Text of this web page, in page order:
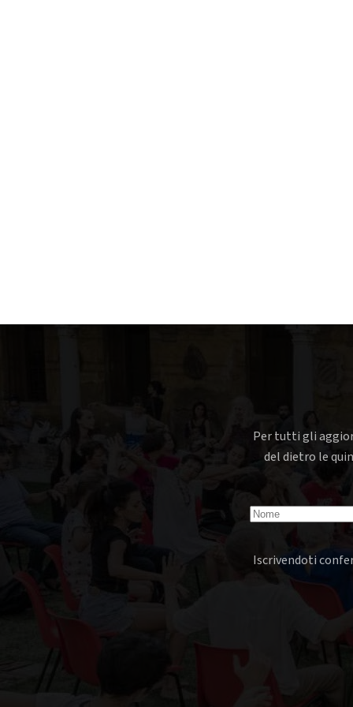
Per tutti gli
del dietro le
Iscrivendoti